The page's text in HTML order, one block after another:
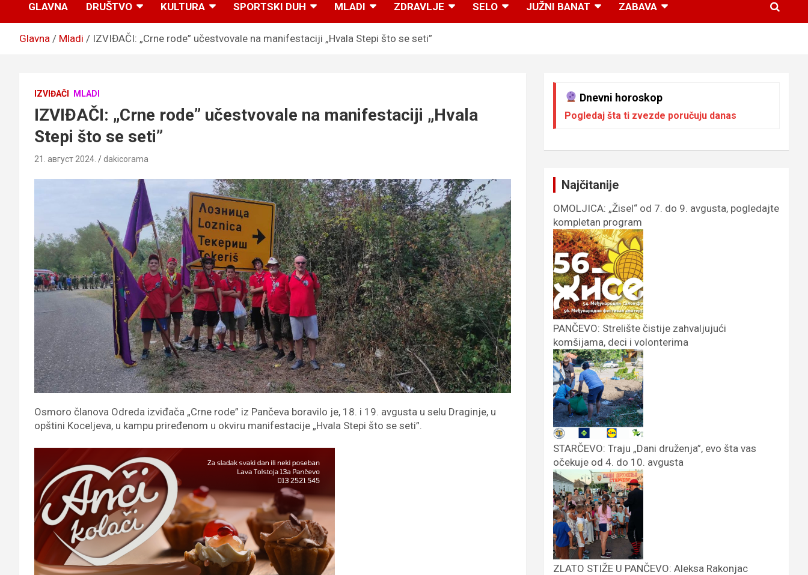
GLAVNA DRUŠTVO KULTURA SPORTSKI DUH MLADI ZDRAVLJE SELO JUŽNI BANAT ZABAVA
Glavna Mladi IZVIĐAČI: „Crne rode” učestvovale na manifestaciji „Hvala Stepi što se seti”
IZVIĐAČI MLADI
IZVIĐAČI: „Crne rode” učestvovale na manifestaciji „Hvala
Stepi što se seti”
21. август 2024. dakicorama
Osmoro članova Odreda izviđača „Crne rode” iz Pančeva boravilo je, 18. i 19. avgusta u selu Draginje, u
opštini Koceljeva, u kampu priređenom u okviru manifestacije „Hvala Stepi što se seti”.
Dnevni horoskop
Pogledaj šta ti zvezde poručuju danas
Najčitanije
OMOLJICA: „Žisel“ od 7. do 9. avgusta, pogledajte
kompletan program
PANČEVO: Strelište čistije zahvaljujući
komšijama, deci i volonterima
STARČEVO: Traju „Dani druženja”, evo šta vas
očekuje od 4. do 10. avgusta
ZLATO STIŽE U PANČEVO: Aleksa Rakonjac